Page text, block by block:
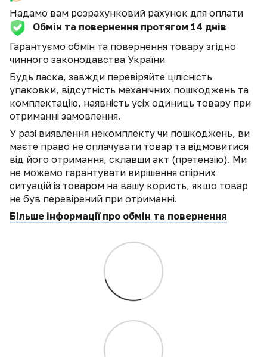
Надамо вам розрахунковий рахунок для оплати
Обмін та повернення протягом 14 днів
Гарантуємо обмін та повернення товару згідно
чинного законодавства України
Будь ласка, завжди перевіряйте цілісність
упаковки, відсутність механічних пошкоджень та
комплектацію, наявність усіх одиниць товару при
отриманні замовлення.
У разі виявлення некомплекту чи пошкоджень, ви
маєте право не оплачувати товар та відмовитися
від його отримання, склавши акт (претензію). Ми
не можемо гарантувати вирішення спірних
ситуацій із товаром на вашу користь, якщо товар
не був перевірений при отриманні.
Більше інформації про обмін та повернення